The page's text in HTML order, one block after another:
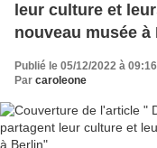
leur culture et
nouveau musée à
Publié le 05/12/2022 à 09:16
Par caroleone